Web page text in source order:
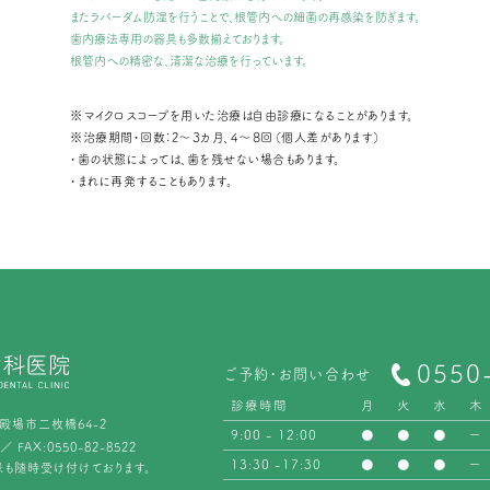
またラバーダム防湿を行うことで、根管内への細菌の再感染を防ぎます。
歯内療法専用の器具も多数揃えております。
根管内への精密な、清潔な治療を行っています。
※マイクロスコープを用いた治療は自由診療になることがあります。
※治療期間・回数：2～３カ月、４～８回（個人差があります）
・歯の状態によっては、歯を残せない場合もあります。
・まれに再発することもあります。
場市二枚橋64-2
／ FAX:0550-82-8522
随時受け付けております。
ご予約・お問い合わせ
診療時間 月 火 水 木
9:00 - 12:00 ● ● ● ー
13:30 -17:30 ● ● ● ー